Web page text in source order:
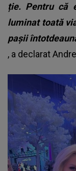
ție. Pentru că
luminat toată
pașii
, a declarat